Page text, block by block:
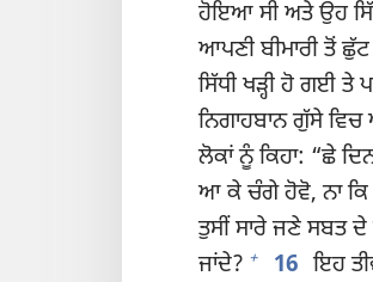
ਹੋਇਆ ਸੀ ਅਤੇ ਉਹ
ਆਪਣੀ ਬੀਮਾਰੀ ਤੋਂ
ਸਿੱਧੀ ਖੜ੍ਹੀ ਹੋ ਗਈ
ਨਿਗਾਹਬਾਨ ਗੁੱਸੇ ਵਿਚ
ਲੋਕਾਂ ਨੂੰ ਕਿਹਾ: “ਛੇ
ਆ ਕੇ ਚੰਗੇ ਹੋਵੋ, ਨਾ ਕਿ
ਤੁਸੀਂ ਸਾਰੇ ਜਣੇ ਸਬਤ
ਜਾਂਦੇ? + 16 ਇਹ